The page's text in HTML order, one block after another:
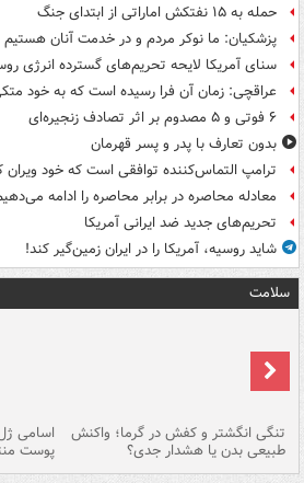
حمله به ۱۵ نفتکش‌ اماراتی از ابتدای جنگ
پزشکیان: ما نوکر مردم و در خدمت آنان هستیم
سنای آمریکا لایحه تحریم‌های گسترده انرژی
عراقچی: زمان آن فرا رسیده است که به خود
۶ فوتی و ۵ مصدوم بر اثر تصادف زنجیره‌ای
بدون تعارف با پدر و پسر قهرمان
ترامپ التماس‌کننده توافقی است که خود ویران
معادله محاصره در برابر محاصره را ادامه
تحریم‌های جدید ضد ایرانی آمریکا
شاید روسیه، آمریکا را در ایران زمین‌گیر کند!
سلامت
تنگی انگشتر و کفش در گرما؛ واکنش
طبیعی بدن یا هشدار جدی؟
اسامی
پوست